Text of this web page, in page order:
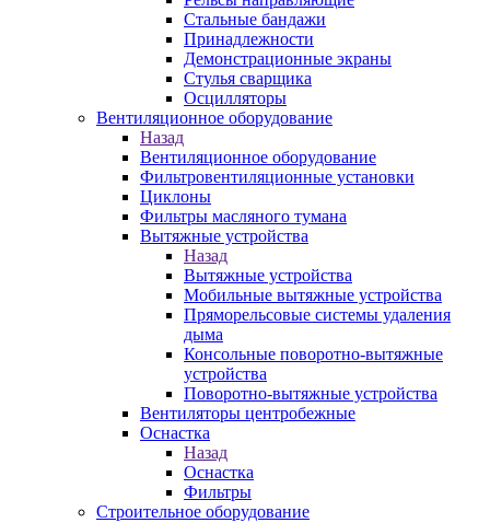
Стальные бандажи
Принадлежности
Демонстрационные экраны
Стулья сварщика
Осцилляторы
Вентиляционное оборудование
Назад
Вентиляционное оборудование
Фильтровентиляционные установки
Циклоны
Фильтры масляного тумана
Вытяжные устройства
Назад
Вытяжные устройства
Мобильные вытяжные устройства
Пряморельсовые системы удаления
дыма
Консольные поворотно-вытяжные
устройства
Поворотно-вытяжные устройства
Вентиляторы центробежные
Оснастка
Назад
Оснастка
Фильтры
Строительное оборудование